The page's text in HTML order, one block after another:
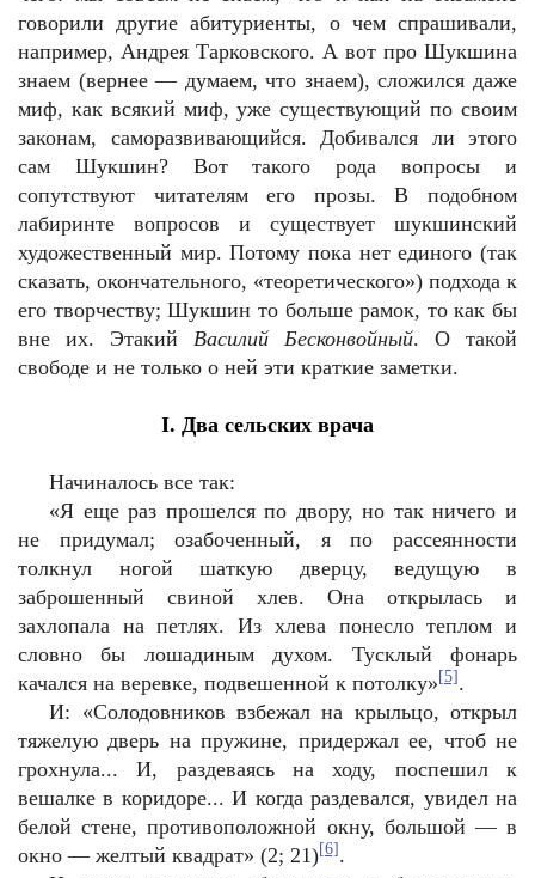
говорили другие абитуриенты, о чем спрашивали,
например, Андрея Тарковского. А вот про Шукшина
знаем (вернее — думаем, что знаем), сложился даже
миф, как всякий миф, уже существующий по своим
законам, саморазвивающийся. Добивался ли этого
сам Шукшин? Вот такого рода вопросы и
сопутствуют читателям его прозы. В подобном
лабиринте вопросов и существует шукшинский
художественный мир. Потому пока нет единого (так
сказать, окончательного, «теоретического») подхода к
его творчеству; Шукшин то больше рамок, то как бы
вне их. Этакий Василий Бесконвойный. О такой
свободе и не только о ней эти краткие заметки.
I. Два сельских врача
Начиналось все так:
«Я еще раз прошелся по двору, но так ничего и
не придумал; озабоченный, я по рассеянности
толкнул ногой шаткую дверцу, ведущую в
заброшенный свиной хлев. Она открылась и
захлопала на петлях. Из хлева понесло теплом и
словно бы лошадиным духом. Тусклый фонарь
качался на веревке, подвешенной к потолку» [5] .
И: «Солодовников взбежал на крыльцо, открыл
тяжелую дверь на пружине, придержал ее, чтоб не
грохнула... И, раздеваясь на ходу, поспешил к
вешалке в коридоре... И когда раздевался, увидел на
белой стене, противоположной окну, большой — в
окно — желтый квадрат» (2; 21)[6] .